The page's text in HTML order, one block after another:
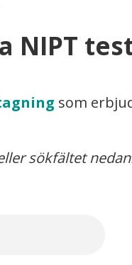
NIPT
som
sökfältet